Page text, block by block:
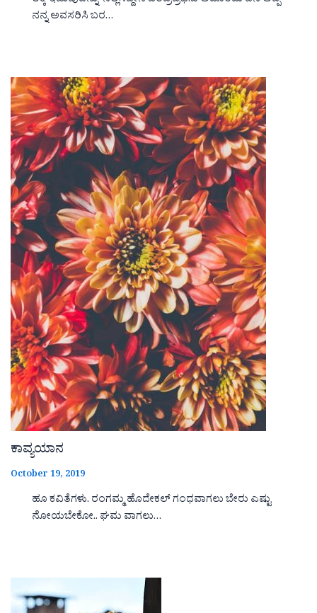
ನನ್ನ ಅವಸರಿಸಿ ಬರ…
ಕಾವ್ಯಯಾನ
October 19, 2019
ಹೂ ಕವಿತೆಗಳು. ರಂಗಮ್ಮ ಹೊದೇಕಲ್ ಗಂಧವಾಗಲು ಬೇರು ಎಷ್ಟು
ನೋಯಬೇಕೋ.. ಘಮ ವಾಗಲು…